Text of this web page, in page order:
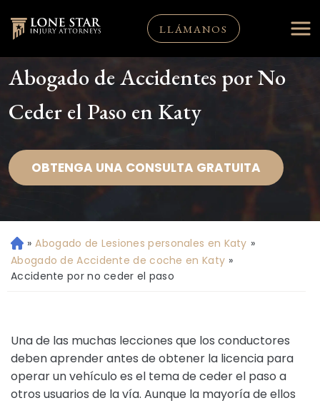
LLÁMANOS
Abogado de Accidentes por No
Ceder el Paso en Katy
OBTENGA UNA CONSULTA GRATUITA
Ini
ci
o
» Abogado de Lesiones personales en Katy »
Abogado de Accidente de coche en Katy »
Accidente por no ceder el paso
Una de las muchas lecciones que los conductores
deben aprender antes de obtener la licencia para
operar un vehículo es el tema de ceder el paso a
otros usuarios de la vía. Aunque la mayoría de ellos